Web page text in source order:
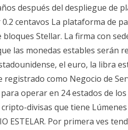
después del despliegue de
centavos La plataforma de
bloques Stellar. La firma con
las monedas estables serán
el euro, la libra
registrado como Negocio de
operar en 24 estados de los
divisas que tiene
ESTELAR. Por primera ves